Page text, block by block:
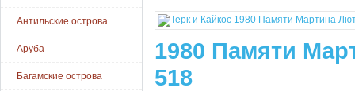
Антильские острова
Аруба
Багамские острова
1980 Памяти
518